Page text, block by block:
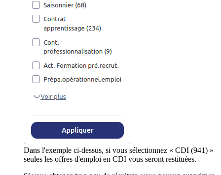
Dans l'exemple ci-dessus, si vous sélectionnez « CDI (941) »
seules les offres d'emploi en CDI vous seront restituées.